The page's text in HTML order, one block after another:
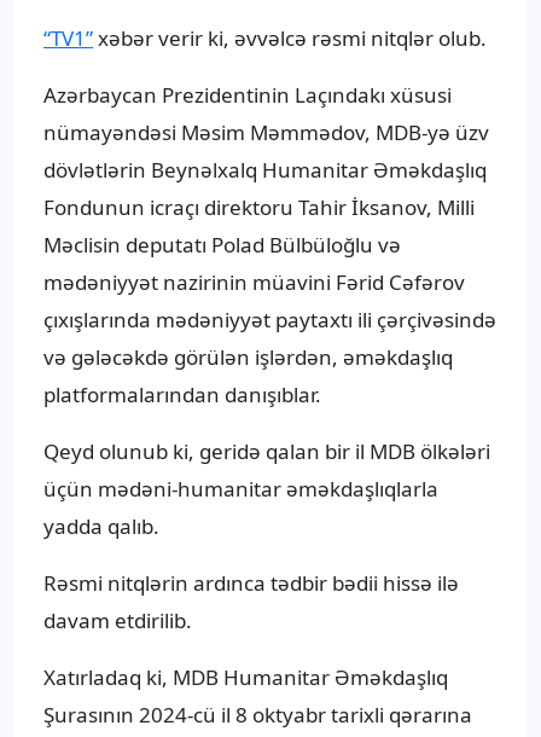
“TV1”xəbər verir ki, əvvəlcə rəsmi nitqlər olub.
Azərbaycan Prezidentinin Laçındakı xüsusi
nümayəndəsi Məsim Məmmədov, MDB-yə üzv
dövlətlərin Beynəlxalq Humanitar Əməkdaşlıq
Fondunun icraçı direktoru Tahir İksanov, Milli
Məclisin deputatı Polad Bülbüloğlu və
mədəniyyət nazirinin müavini Fərid Cəfərov
çıxışlarında mədəniyyət paytaxtı ili çərçivəsində
və gələcəkdə görülən işlərdən, əməkdaşlıq
platformalarından danışıblar.
Qeyd olunub ki, geridə qalan bir il MDB ölkələri
üçün mədəni-humanitar əməkdaşlıqlarla
yadda qalıb.
Rəsmi nitqlərin ardınca tədbir bədii hissə ilə
davam etdirilib.
Xatırladaq ki, MDB Humanitar Əməkdaşlıq
Şurasının 2024-cü il 8 oktyabr tarixli qərarına